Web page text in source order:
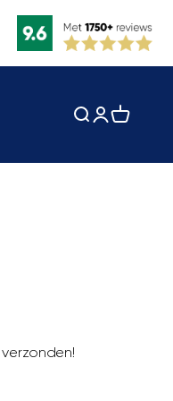
Zoeken openen